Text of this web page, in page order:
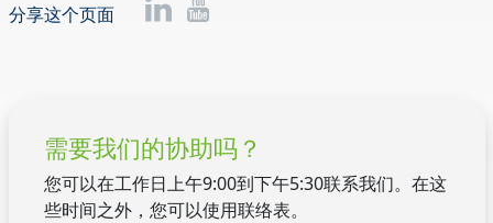
分享这个页面
需要我们的协助吗？
您可以在工作日上午9:00到下午5:30联系我们。在这
些时间之外，您可以使用联络表。